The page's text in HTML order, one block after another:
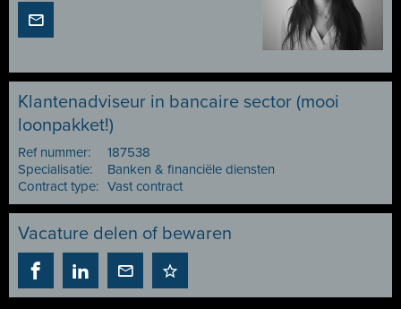
Klantenadviseur in bancaire sector (mooi
loonpakket!)
Ref nummer:
187538
Specialisatie:
Banken & financiële diensten
Contract type: Vast contract
Vacature delen of bewaren